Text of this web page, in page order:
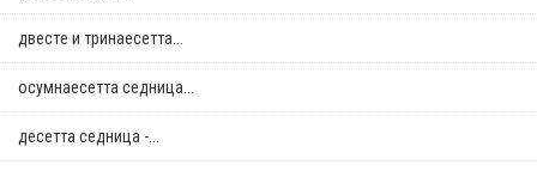
двестe и тринаесетта...
осумнaесетта седница...
десетта седница -...